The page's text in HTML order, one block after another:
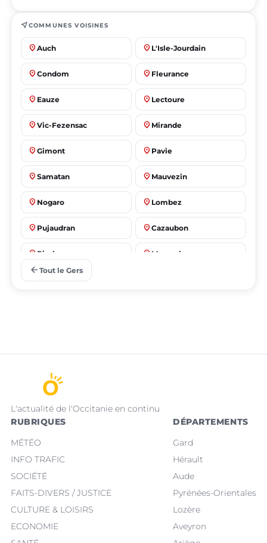
near_meCOMMUNES VOISINES
place Auch place L'Isle-Jourdain
place Condom place Fleurance
place Eauze place Lectoure
place Vic-Fezensac place Mirande
place Gimont place Pavie
place Samatan place Mauvezin
place Nogaro place Lombez
place Pujaudran place Cazaubon
place Riscle place Masseube
arrow_back Tout le Gers
L'actualité de l'Occitanie en continu
RUBRIQUES
MÉTÉO
INFO TRAFIC
SOCIÉTÉ
FAITS-DIVERS / JUSTICE
CULTURE & LOISIRS
ECONOMIE
DÉPARTEMENTS
Gard
Hérault
Aude
Pyrénées-Orientales
Lozère
Aveyron